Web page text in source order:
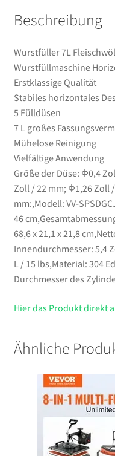
Beschreibung
Wurstfüller 7L
Wurstfüllmaschine
Erstklassige Qualität
Stabiles horizontales
5 Fülldüsen
7 L großes
Mühelose Reinigung
Vielfältige Anwendung
Größe der Düse: Φ0,4
Zoll / 22 mm; Φ1,26 Zoll
mm:,Modell: VV-
46
68,6 x 21,1 x 21,8
Innendurchmesser: 5,4
L / 15 lbs,Material: 304
Durchmesser des
Hier das Produkt direkt
Ähnliche